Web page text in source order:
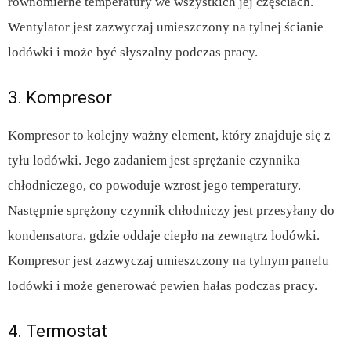
Wentylator jest zazwyczaj umieszczony na tylnej ścianie
lodówki i może być słyszalny podczas pracy.
3. Kompresor
Kompresor to kolejny ważny element, który znajduje się z
tyłu lodówki. Jego zadaniem jest sprężanie czynnika
chłodniczego, co powoduje wzrost jego temperatury.
Następnie sprężony czynnik chłodniczy jest przesyłany do
kondensatora, gdzie oddaje ciepło na zewnątrz lodówki.
Kompresor jest zazwyczaj umieszczony na tylnym panelu
lodówki i może generować pewien hałas podczas pracy.
4. Termostat